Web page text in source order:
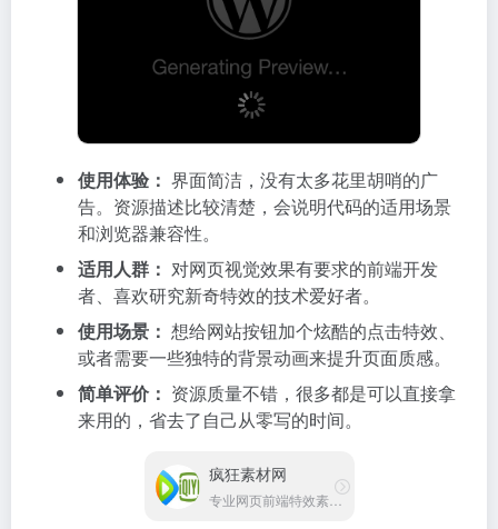
使用体验： 界面简洁，没有太多花里胡哨的广
告。资源描述比较清楚，会说明代码的适用场景
和浏览器兼容性。
适用人群： 对网页视觉效果有要求的前端开发
者、喜欢研究新奇特效的技术爱好者。
使用场景： 想给网站按钮加个炫酷的点击特效、
或者需要一些独特的背景动画来提升页面质感。
简单评价： 资源质量不错，很多都是可以直接拿
来用的，省去了自己从零写的时间。
疯狂素材网
专业网页前端特效素材资源网站